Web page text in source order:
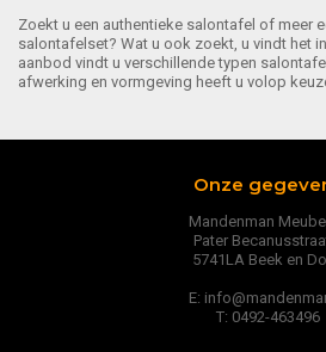
Zoekt u een authentieke salontafel of meer
salontafelset? Wat u ook zoekt, u vindt het
aanbod vindt u verschillende typen
afwerking en vormgeving heeft u volop
Onze
Mandenman
Pater
5741LA Beek en
E:
T: 0492-463496